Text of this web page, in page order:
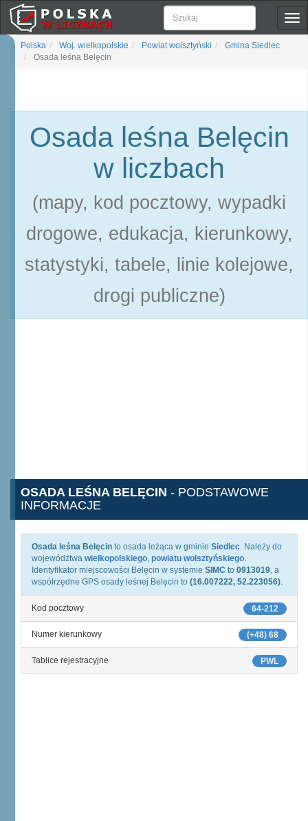
Polska Woj. wielkopolskie Powiat wolsztyński
Gmina Siedlec
Osada leśna Belęcin
Osada leśna Belęcin
w liczbach
(mapy, kod pocztowy, wypadki
drogowe, edukacja, kierunkowy,
statystyki, tabele, linie kolejowe,
drogi publiczne)
OSADA LEŚNA BELĘCIN - PODSTAWOWE
INFORMACJE
Osada leśna Belęcin to osada leżąca w gminie Siedlec. Należy do
województwa wielkopolskiego, powiatu wolsztyńskiego.
Identyfikator miejscowości Belęcin w systemie SIMC to 0913019, a
współrzędne GPS osady leśnej Belęcin to (16.007222, 52.223056).
64-212
Kod pocztowy
(+48) 68
Numer kierunkowy
PWL
Tablice rejestracyjne